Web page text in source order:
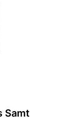
Samt